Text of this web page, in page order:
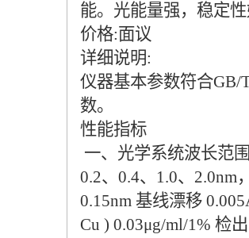
能。光能量强，稳定
价格:面议
详细说明:
仪器基本参数符合GB/
数。
性能指标
一、光学系统波长范
0.2、0.4、1.0、2.0nm
0.15nm 基线漂移
Cu ) 0.03μg/ml/1% 检